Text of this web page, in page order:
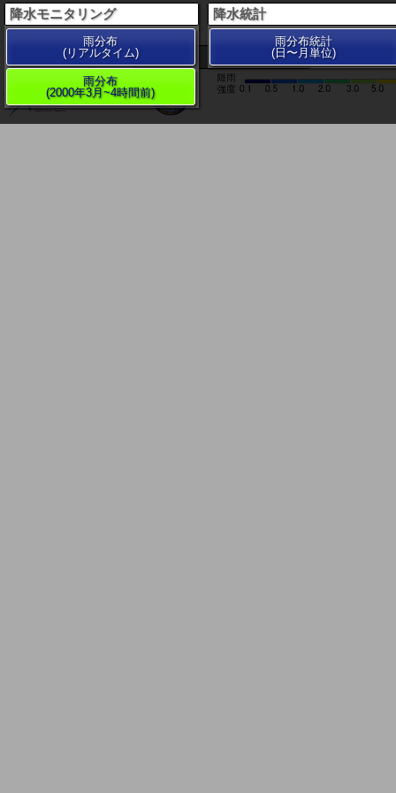
200 km
降水モニタリング
雨分布
(リアルタイム)
雨分布
(2000年3月~4時間前)
降水統計
雨分布統計
(日〜月単位)